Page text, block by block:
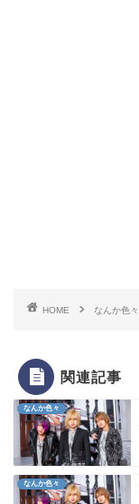
HOME なんか色々
関連記事
なんか色々
なんか色々